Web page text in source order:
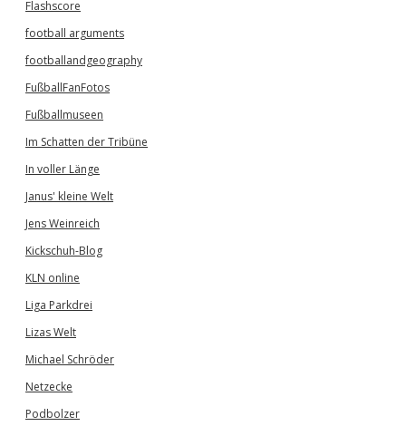
e
b
n
n
Flashscore
football arguments
footballandgeography
FußballFanFotos
Fußballmuseen
Im Schatten der Tribüne
In voller Länge
Janus' kleine Welt
Jens Weinreich
Kickschuh-Blog
KLN online
Liga Parkdrei
Lizas Welt
Michael Schröder
Netzecke
Podbolzer